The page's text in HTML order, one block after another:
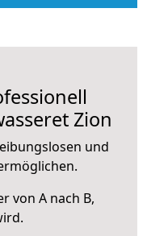
Zion
und
von A nach B,